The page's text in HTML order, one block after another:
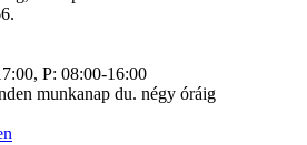
P: 08:00-16:00
munkanap du. négy óráig